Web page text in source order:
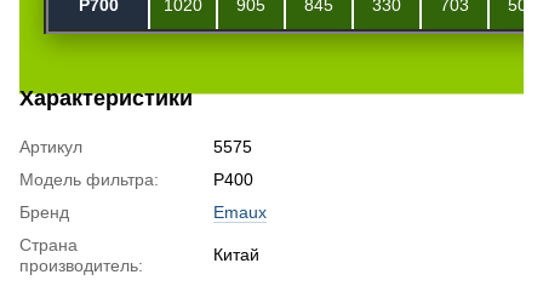
P700 1020 905 845 330 703 500
Характеристики
Артикул
5575
Модель фильтра:
P400
Бренд
Emaux
Страна
производитель:
Китай